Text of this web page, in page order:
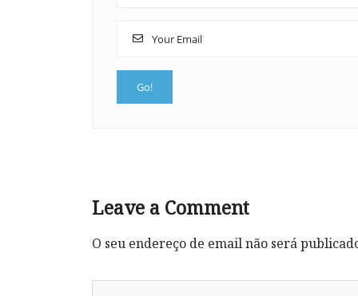
Leave a Comment
O seu endereço de email não será